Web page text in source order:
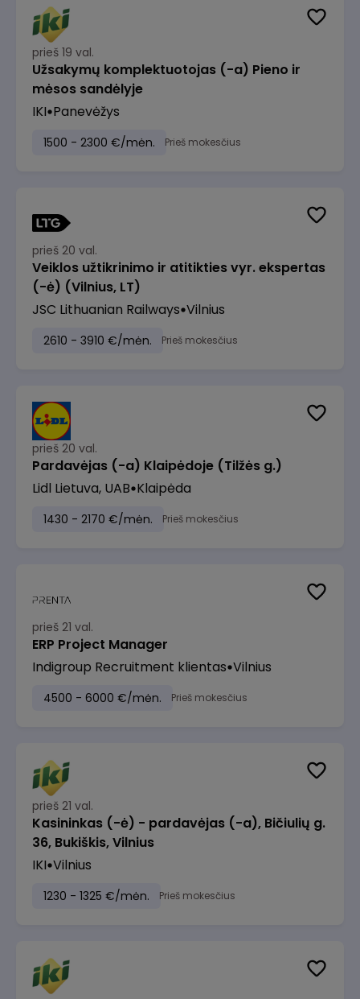
prieš 19 val.
Užsakymų komplektuotojas (-a) Pieno ir
mėsos sandėlyje
IKI Panevėžys
1500 - 2300 €/mėn. Prieš mokesčius
prieš 20 val.
Veiklos užtikrinimo ir atitikties vyr. ekspertas
(-ė) (Vilnius, LT)
JSC Lithuanian Railways Vilnius
2610 - 3910 €/mėn. Prieš mokesčius
prieš 20 val.
Pardavėjas (-a) Klaipėdoje (Tilžės g.)
Lidl Lietuva, UAB Klaipėda
1430 - 2170 €/mėn. Prieš mokesčius
prieš 21 val.
ERP Project Manager
Indigroup Recruitment klientas Vilnius
4500 - 6000 €/mėn. Prieš mokesčius
prieš 21 val.
Kasininkas (-ė) - pardavėjas (-a), Bičiulių g.
36, Bukiškis, Vilnius
IKI Vilnius
1230 - 1325 €/mėn. Prieš mokesčius